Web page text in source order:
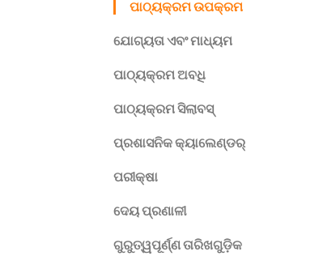
ପାଠ୍ୟକ୍ରମ ଉପକ୍ରମ
ଯୋଗ୍ୟତା ଏବଂ ମାଧ୍ୟମ
ପାଠ୍ୟକ୍ରମ ଅବଧି
ପାଠ୍ୟକ୍ରମ ସିଲାବସ୍
ପ୍ରଶାସନିକ କ୍ୟାଲେଣ୍ଡର୍
ପରୀକ୍ଷା
ଦେୟ ପ୍ରଣାଳୀ
ଗୁରୁତ୍ୱପୂର୍ଣ୍ଣ ତାରିଖଗୁଡ଼ିକ